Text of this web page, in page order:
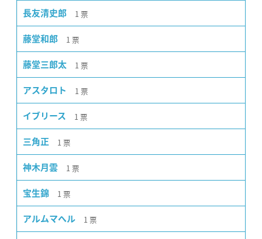
長友清史郎 1 票
藤堂和郎 1 票
藤堂三郎太 1 票
アスタロト 1 票
イブリース 1 票
三角正 1 票
神木月雲 1 票
宝生錦 1 票
アルムマヘル 1 票